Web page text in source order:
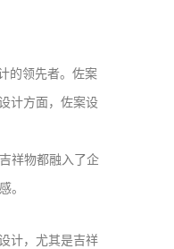
的领先者。佐案
计方面，佐案设
祥物都融入了企
。
计，尤其是吉祥